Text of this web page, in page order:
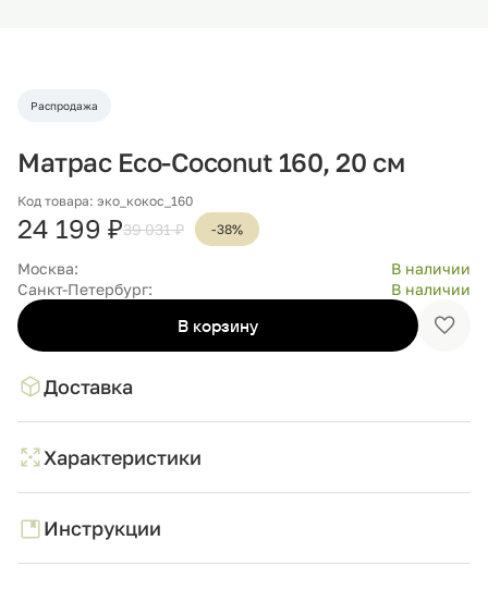
Распродажа
Матрас Eco-Coconut 160, 20 см
Код товара: эко_кокос_160
24 199 ₽39 031 ₽ -38%
Москва:
В наличии
Санкт-Петербург:
В наличии
В корзину
Доставка
Характеристики
Инструкции